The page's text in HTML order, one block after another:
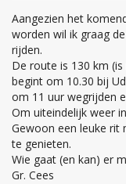
Aangezien het
worden wil ik graag
rijden.
De route is 130 km
begint om 10.30 bij
om 11 uur wegrijden
Om uiteindelijk weer
Gewoon een leuke
te genieten.
Wie gaat (en kan) er
Gr. Cees